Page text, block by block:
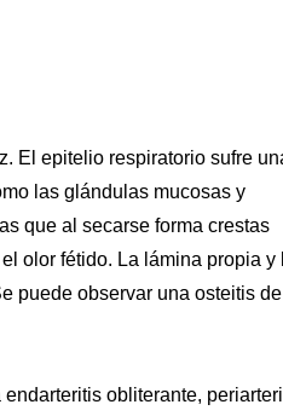
El epitelio respiratorio sufre
las glándulas mucosas y
que al secarse forma crestas
olor fétido. La lámina propia y
puede observar una osteitis
obliterante,